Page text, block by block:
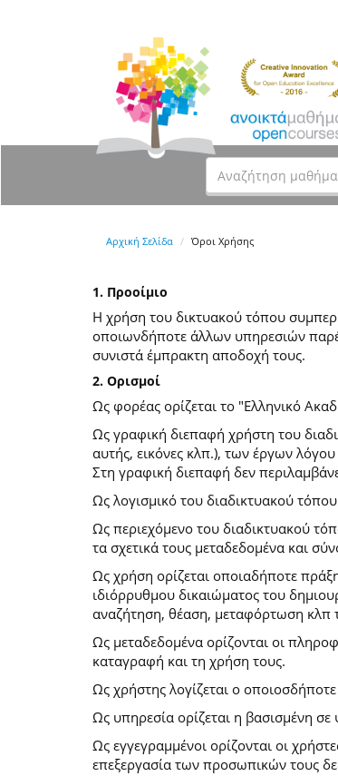
Αρχική Σελίδα Όροι Χρήσης
1. Προοίμιο
Η χρήση του δικτυακού τόπου
οποιωνδήποτε άλλων υπηρεσιών
συνιστά έμπρακτη αποδοχή τους.
2. Ορισμοί
Ως φορέας ορίζεται το "Ελληνικό
Ως γραφική διεπαφή χρήστη του
αυτής, εικόνες κλπ.), των έργων
Στη γραφική διεπαφή δεν
Ως λογισμικό του διαδικτυακού
Ως περιεχόμενο του διαδικτυακού
τα σχετικά τους μεταδεδομένα και
Ως χρήση ορίζεται οποιαδήποτε
ιδιόρρυθμου δικαιώματος του
αναζήτηση, θέαση, μεταφόρτωση κλπ
Ως μεταδεδομένα ορίζονται οι
καταγραφή και τη χρήση τους.
Ως χρήστης λογίζεται ο
Ως υπηρεσία ορίζεται η βασισμένη
Ως εγγεγραμμένοι ορίζονται οι
επεξεργασία των προσωπικών τους